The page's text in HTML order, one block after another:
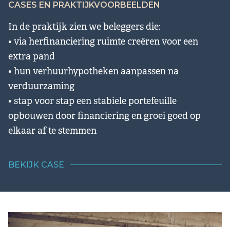
CASES EN PRAKTIJKVOORBEELDEN
In de praktijk zien we beleggers die:
• via herfinanciering ruimte creëren voor een
extra pand
• hun verhuurhypotheken aanpassen na
verduurzaming
• stap voor stap een stabiele portefeuille
opbouwen door financiering en groei goed op
elkaar af te stemmen
BEKIJK CASE